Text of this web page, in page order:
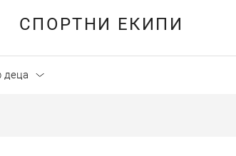
СПОРТНИ ЕКИПИ
деца